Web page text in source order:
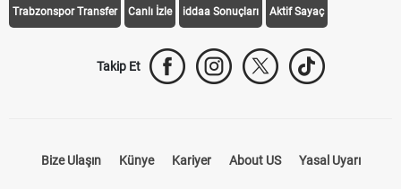
Trabzonspor Transfer Canlı İzle iddaa Sonuçları Aktif Sayaç